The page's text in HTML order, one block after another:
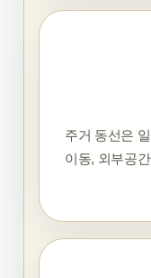
주거 동선은
이동, 외부공